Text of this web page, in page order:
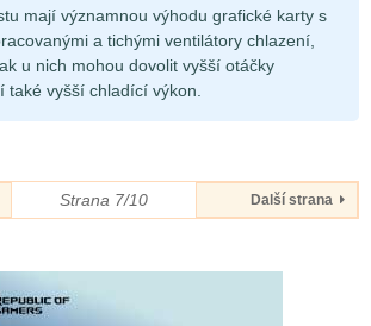
mají významnou výhodu grafické karty s
a tichými ventilátory chlazení,
u nich mohou dovolit vyšší otáčky
také vyšší chladící výkon.
Strana 7/10 Další strana